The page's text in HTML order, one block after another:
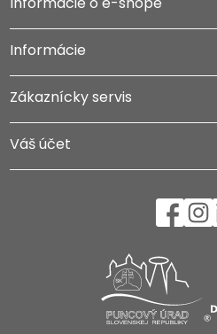
Informácie
Zákaznícky servis
Váš účet